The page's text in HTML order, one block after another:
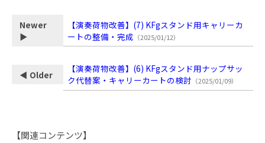
Newer
▶
【演奏荷物改善】(7) KFgスタンド用キャリーカ
ートの整備・完成 （2025/01/12）
◀ Older
【演奏荷物改善】(6) KFgスタンド用ナップサッ
ク代替案・キャリーカートの検討 （2025/01/09）
【関連コンテンツ】